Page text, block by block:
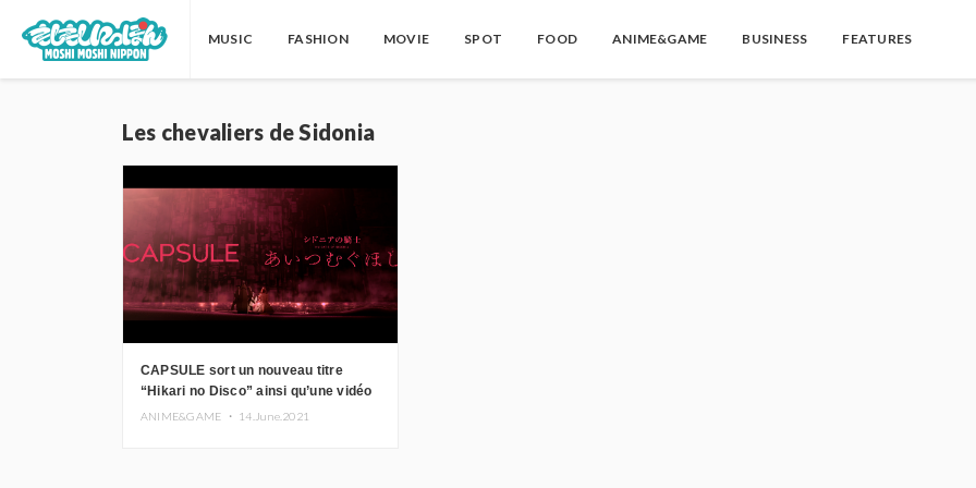
MUSIC FASHION MOVIE SPOT FOOD ANIME&GAME BUSINESS FEATURES
Les chevaliers de Sidonia
CAPSULE sort un nouveau titre
“Hikari no Disco” ainsi qu’une vidéo
promotionnelle du film “Knights of
ANIME&GAME ・ 14.June.2021